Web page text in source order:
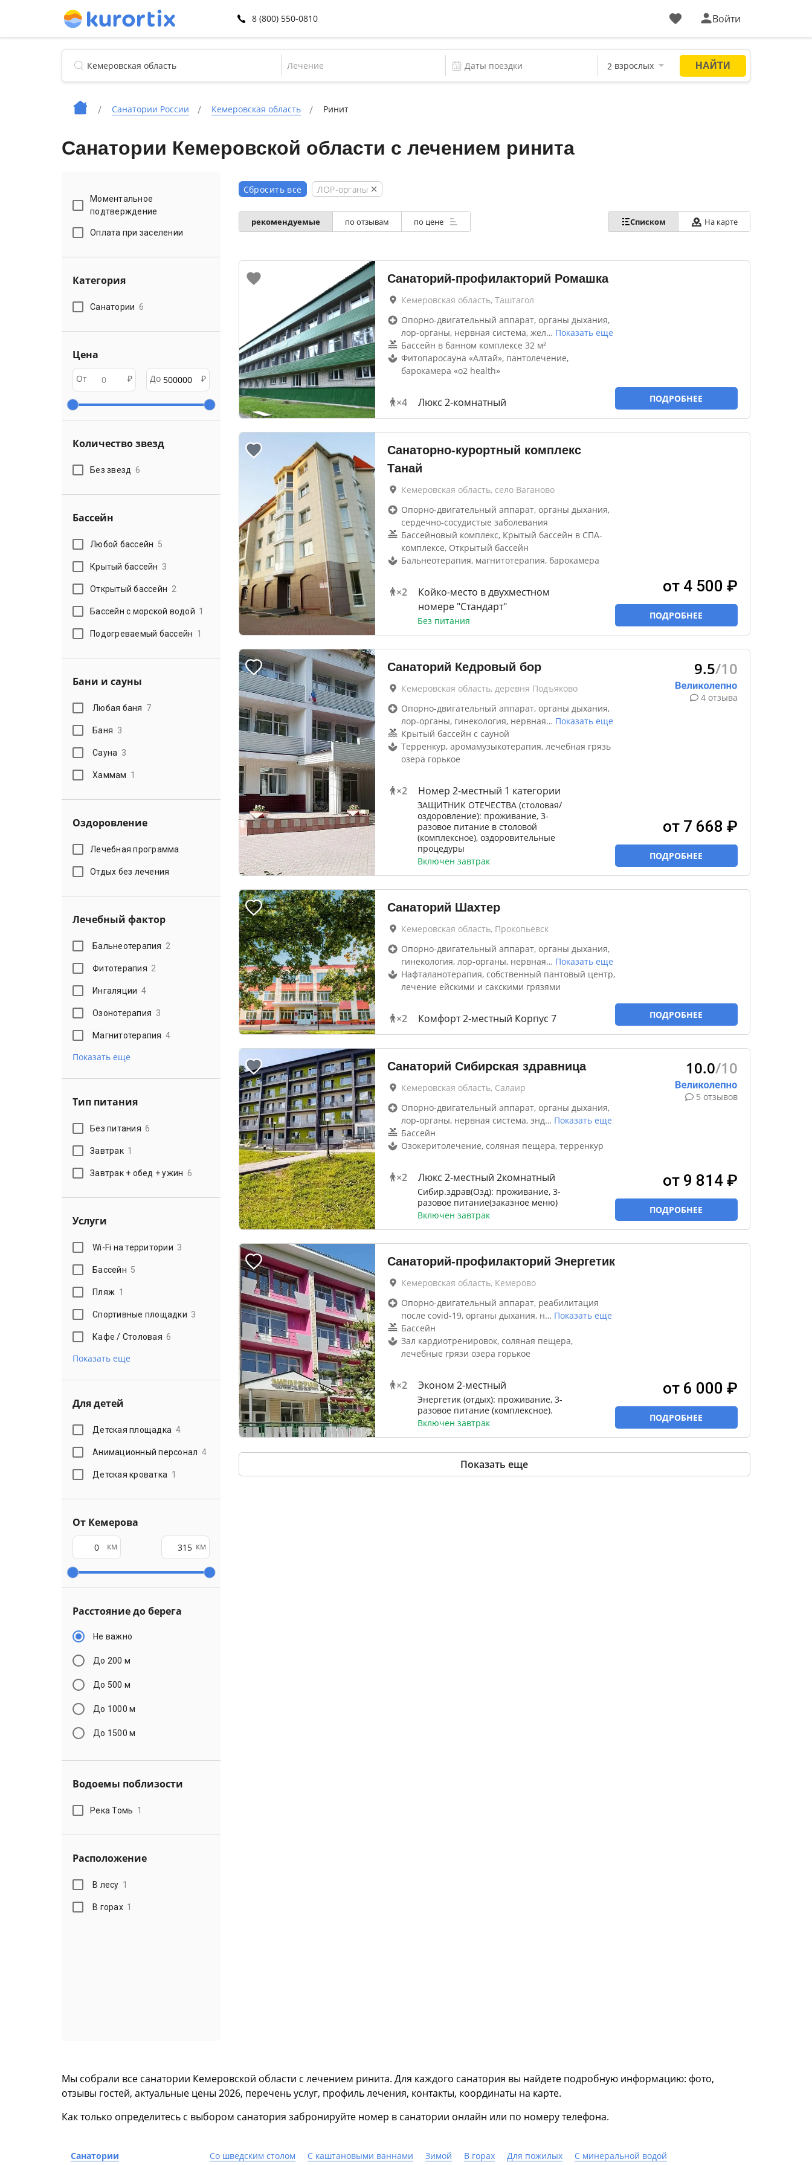
8 (800) 550-0810 Войти
Лечение
Санатории России Кемеровская область Ринит
Санатории Кемеровской области с лечением ринита
Моментальное
подтверждение
Оплата при заселении
Категория
Санатории 6
Цена
От ₽ До ₽
Количество звезд
Без звезд 6
Бассейн
Любой бассейн 5
Крытый бассейн 3
Открытый бассейн 2
Бассейн с морской водой 1
Подогреваемый бассейн 1
Бани и сауны
Любая баня 7
Баня 3
Сауна 3
Хаммам 1
Оздоровление
Лечебная программа
Отдых без лечения
Лечебный фактор
Бальнеотерапия 2
Фитотерапия 2
Ингаляции 4
Озонотерапия 3
Магнитотерапия 4
Показать еще
Тип питания
Без питания 6
Завтрак 1
Завтрак + обед + ужин 6
Услуги
Wi-Fi на территории 3
Бассейн 5
Пляж 1
Спортивные площадки 3
Кафе / Столовая 6
Показать еще
Для детей
Детская площадка 4
Анимационный персонал 4
Детская кроватка 1
От Кемерова
км км
Расстояние до берега
Не важно
До 200 м
До 500 м
До 1000 м
До 1500 м
Водоемы поблизости
Река Томь 1
Расположение
В лесу 1
В горах 1
Сбросить всё ЛОР-органы
рекомендуемые по отзывам по цене Списком На карте
Санаторий-профилакторий Ромашка
Кемеровская область, Таштагол
Опорно-двигательный аппарат, органы дыхания,
лор-органы, нервная система, жел… Показать еще
Бассейн в банном комплексе 32 м²
Фитопаросауна «Алтай», пантолечение,
барокамера «o2 health»
×4 Люкс 2-комнатный ПОДРОБНЕЕ
Санаторно-курортный комплекс
Танай
Кемеровская область, село Ваганово
Опорно-двигательный аппарат, органы дыхания,
сердечно-сосудистые заболевания
Бассейновый комплекс, Крытый бассейн в СПА-
комплексе, Открытый бассейн
Бальнеотерапия, магнитотерапия, барокамера
×2
Койко-место в двухместном
номере "Стандарт"
Без питания
от 4 500 ₽
ПОДРОБНЕЕ
Санаторий Кедровый бор
Кемеровская область, деревня Подъяково
Опорно-двигательный аппарат, органы дыхания,
лор-органы, гинекология, нервная… Показать еще
Крытый бассейн с сауной
Терренкур, аромамузыкотерапия, лечебная грязь
озера горькое
×2 Номер 2-местный 1 категории
ЗАЩИТНИК ОТЕЧЕСТВА (столовая/
оздоровление): проживание, 3-
разовое питание в столовой
(комплексное), оздоровительные
процедуры
Включен завтрак
9.5/10
4 отзыва
от 7 668 ₽
ПОДРОБНЕЕ
Санаторий Шахтер
Кемеровская область, Прокопьевск
Опорно-двигательный аппарат, органы дыхания,
гинекология, лор-органы, нервная… Показать еще
Нафталанотерапия, собственный пантовый центр,
лечение ейскими и сакскими грязями
×2 Комфорт 2-местный Корпус 7 ПОДРОБНЕЕ
Санаторий Сибирская здравница
Кемеровская область, Салаир
Опорно-двигательный аппарат, органы дыхания,
лор-органы, нервная система, энд… Показать еще
Бассейн
Озокеритолечение, соляная пещера, терренкур
×2 Люкс 2-местный 2комнатный
Сибир.здрав(Озд): проживание, 3-
разовое питание(заказное меню)
Включен завтрак
10.0/10
5 отзывов
от 9 814 ₽
ПОДРОБНЕЕ
Санаторий-профилакторий Энергетик
Кемеровская область, Кемерово
Опорно-двигательный аппарат, реабилитация
после covid-19, органы дыхания, н… Показать еще
Бассейн
Зал кардиотренировок, соляная пещера,
лечебные грязи озера горькое
×2 Эконом 2-местный
Энергетик (отдых): проживание, 3-
разовое питание (комплексное).
Включен завтрак
от 6 000 ₽
ПОДРОБНЕЕ
Показать еще
Мы собрали все санатории Кемеровской области с лечением ринита. Для каждого санатория вы найдете подробную информацию: фото,
отзывы гостей, актуальные цены 2026, перечень услуг, профиль лечения, контакты, координаты на карте.
Как только определитесь с выбором санатория забронируйте номер в санатории онлайн или по номеру телефона.
Санатории Со шведским столом С каштановыми ваннами Зимой В горах Для пожилых
С минеральной водой